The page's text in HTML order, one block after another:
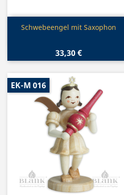
Vorschau
Schwebeengel mit Saxophon
33,30 €
EK-M 016